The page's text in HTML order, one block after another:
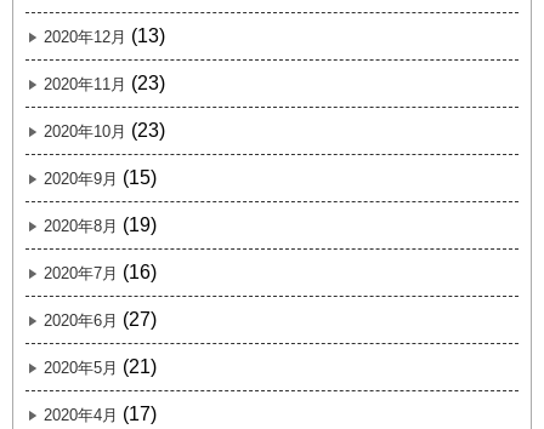
2020年12月 (13)
2020年11月 (23)
2020年10月 (23)
2020年9月 (15)
2020年8月 (19)
2020年7月 (16)
2020年6月 (27)
2020年5月 (21)
2020年4月 (17)